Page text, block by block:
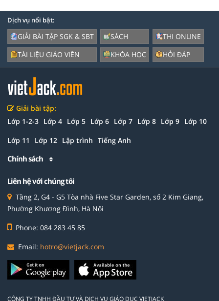
Dịch vụ nổi bật:
GIẢI BÀI TẬP SGK & SBT
TÀI LIỆU GIÁO VIÊN
SÁCH
KHÓA HỌC
THI ONLINE
HỎI ĐÁP
Giải bài tập:
Lớp 1-2-3 Lớp 4 Lớp 5 Lớp 6 Lớp 7 Lớp 8 Lớp 9 Lớp 10
Lớp 11 Lớp 12 Lập trình Tiếng Anh
Chính sách
Liên hệ với chúng tôi
Tầng 2, G4 - G5 Tòa nhà Five Star Garden, số 2 Kim Giang,
Phường Khương Đình, Hà Nội
Phone: 084 283 45 85
Email: hotro@vietjack.com
CÔNG TY TNHH ĐẦU TƯ VÀ DỊCH VỤ GIÁO DỤC VIETJACK